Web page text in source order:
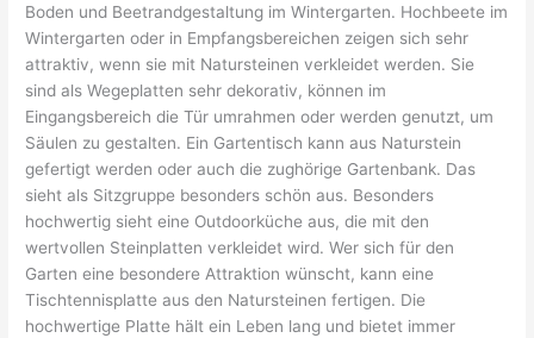
Boden und Beetrandgestaltung im Wintergarten. Hochbeete im
Wintergarten oder in Empfangsbereichen zeigen sich sehr
attraktiv, wenn sie mit Natursteinen verkleidet werden. Sie
sind als Wegeplatten sehr dekorativ, können im
Eingangsbereich die Tür umrahmen oder werden genutzt, um
Säulen zu gestalten. Ein Gartentisch kann aus Naturstein
gefertigt werden oder auch die zughörige Gartenbank. Das
sieht als Sitzgruppe besonders schön aus. Besonders
hochwertig sieht eine Outdoorküche aus, die mit den
wertvollen Steinplatten verkleidet wird. Wer sich für den
Garten eine besondere Attraktion wünscht, kann eine
Tischtennisplatte aus den Natursteinen fertigen. Die
hochwertige Platte hält ein Leben lang und bietet immer